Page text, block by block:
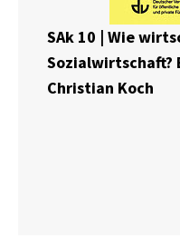
SAk 10 | Wie
Sozialwirtschaft?
Christian Koch